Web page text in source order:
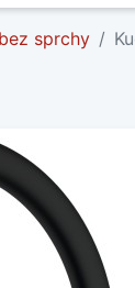
sprchy